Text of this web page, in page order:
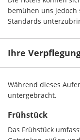
bemühen uns jedoch
Standards
Ihre
Während dieses
untergebracht.
Frühstück
Das Frühstück